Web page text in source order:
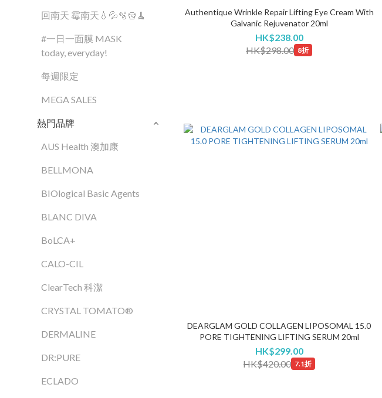
回南天 霉南天💧💦🫧🪣🧹
#一日一面膜 MASK
today, everyday!
每週限定
MEGA SALES
熱門品牌
AUS Health 澳加康
BELLMONA
BIOlogical Basic Agents
BLANC DIVA
BoLCA+
CALO-CIL
ClearTech 科潔
CRYSTAL TOMATO®
DERMALINE
DR:PURE
ECLADO
Authentique Wrinkle Repair Lifting Eye Cream With
Galvanic Rejuvenator 20ml
HK$238.00
HK$298.00 8折
DEARGLAM GOLD COLLAGEN LIPOSOMAL 15.0
PORE TIGHTENING LIFTING SERUM 20ml
HK$299.00
HK$420.00 7.1折